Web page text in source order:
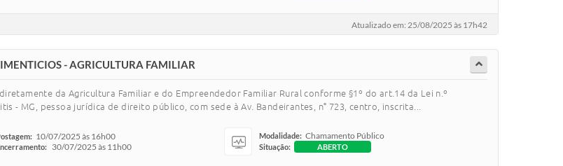
Atualizado em: 25/08/2025 às 17h42
- AGRICULTURA FAMILIAR
da Agricultura Familiar e do Empreendedor Familiar Rural conforme §1º do art.14 da Lei n.º
- MG, pessoa jurídica de direito público, com sede à Av. Bandeirantes, n° 723, centro, inscrita...
10/07/2025 às 16h00
30/07/2025 às 11h00
Modalidade: Chamamento Público
Situação: ABERTO